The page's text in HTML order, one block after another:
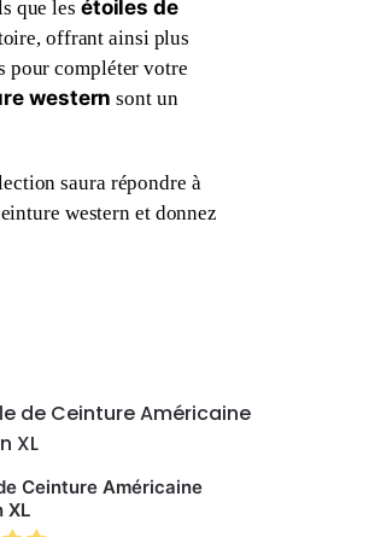
que les étoiles de
offrant ainsi plus
pour compléter votre
western sont un
saura répondre à
western et donnez
Ceinture Américaine
XL